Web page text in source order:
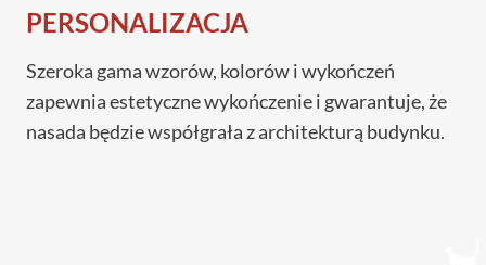
PERSONALIZACJA
Szeroka gama wzorów, kolorów i wykończeń
zapewnia estetyczne wykończenie i gwarantuje, że
nasada będzie współgrała z architekturą budynku.